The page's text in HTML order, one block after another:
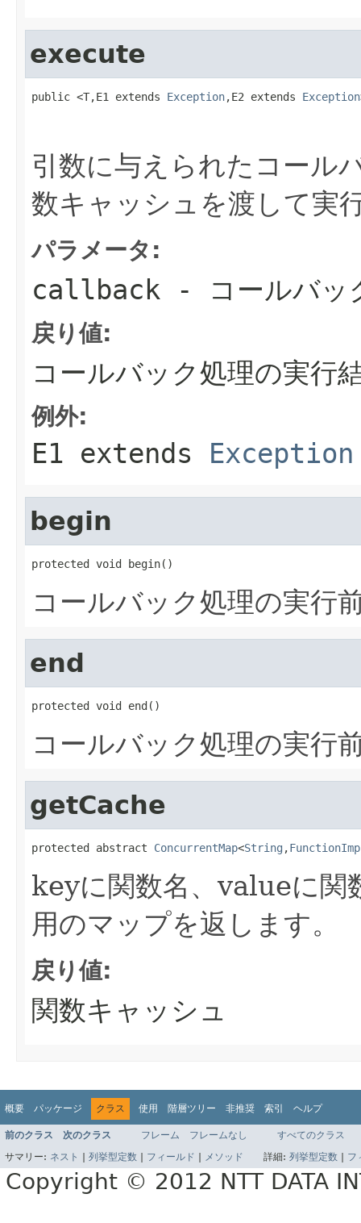
execute
public <T,E1 extends Exception,E2 extends Exception
引数に与えられたコール
数キャッシュを渡して実
パラメータ:
callback - コールバッ
戻り値:
コールバック処理の実行
例外:
E1 extends Exception
begin
protected void begin()
コールバック処理の実行
end
protected void end()
コールバック処理の実行
getCache
protected abstract ConcurrentMap<String ,
keyに関数名、valueに関
用のマップを返します。
戻り値:
関数キャッシュ
概要 パッケージ クラス 使用 階層ツリー 非推奨 索引 ヘルプ
前のクラス 次のクラス フレーム フレームなし
すべてのクラス
サマリー: ネスト 列挙型定数 フィールド メソッド 詳細: 列挙型定数 フ
Copyright © 2012 NTT DATA